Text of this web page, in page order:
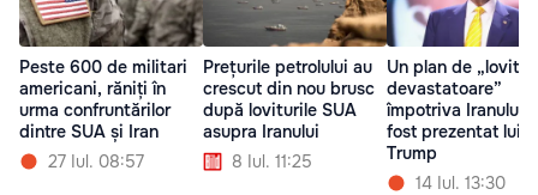
Peste 600 de militari
americani, răniți în
urma confruntărilor
dintre SUA și Iran
27 Iul. 08:57
Prețurile petrolului au
crescut din nou brusc
după loviturile SUA
asupra Iranului
8 Iul. 11:25
Un plan de
devastatoare”
împotriva Iranului
fost prezentat lui
Trump
14 Iul. 13:30